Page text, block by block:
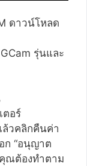
ดาวน์โหลด
รุ่นและ
ตอร์
ล้วคลิกคืนค่า
ก “อนุญาต
ณต้องทำตาม